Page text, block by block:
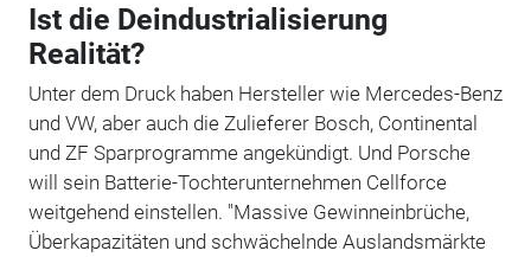
Ist die Deindustrialisierung
Realität?
Unter dem Druck haben Hersteller wie Mercedes-Benz
und VW, aber auch die Zulieferer Bosch, Continental
und ZF Sparprogramme angekündigt. Und Porsche
will sein Batterie-Tochterunternehmen Cellforce
weitgehend einstellen. "Massive Gewinneinbrüche,
Überkapazitäten und schwächelnde Auslandsmärkte